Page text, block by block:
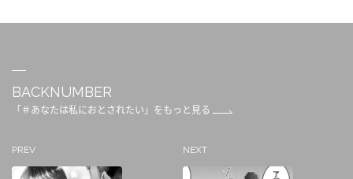
BACKNUMBER
「＃あなたは私におとされたい」をもっと見る
PREV NEXT